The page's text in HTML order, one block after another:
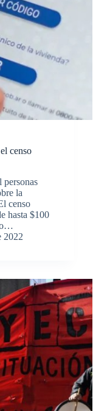
censo
personas
la
censo
hasta $100
2022